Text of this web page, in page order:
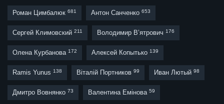
Роман Цимбалюк 681 Антон Санченко 653
Сергей Климовский 211 Володимир В’ятрович 176
Олена Курбанова 172 Алексей Копытько 139
Ramis Yunus 138 Віталій Портников 99 Иван Лютый 98
Дмитро Вовнянко 73 Валентина Емінова 59